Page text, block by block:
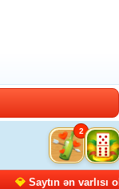
2
💎 Saytın ən varlısı ol